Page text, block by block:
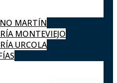
MARTÍN
MONTEVIEJO
URCOLA